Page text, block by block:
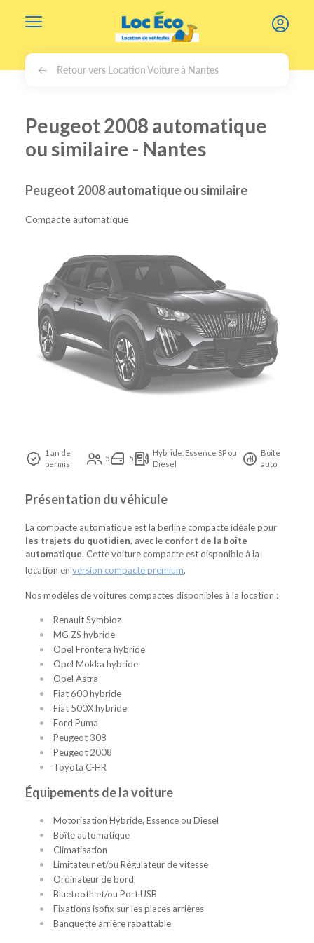
Retour vers Location Voiture à Nantes
Peugeot 2008 automatique
ou similaire - Nantes
Peugeot 2008 automatique ou similaire
Compacte automatique
1 an de
permis
5 5
Hybride, Essence SP ou
Diesel
Boîte
auto
Présentation du véhicule
La compacte automatique est la berline compacte idéale pour
les trajets du quotidien, avec le confort de la boîte
automatique. Cette voiture compacte est disponible à la
location en version compacte premium.
Nos modèles de voitures compactes disponibles à la location :
Renault Symbioz
MG ZS hybride
Opel Frontera hybride
Opel Mokka hybride
Opel Astra
Fiat 600 hybride
Fiat 500X hybride
Ford Puma
Peugeot 308
Peugeot 2008
Toyota C-HR
Équipements de la voiture
Motorisation Hybride, Essence ou Diesel
Boîte automatique
Climatisation
Limitateur et/ou Régulateur de vitesse
Ordinateur de bord
Bluetooth et/ou Port USB
Fixations isofix sur les places arrières
Banquette arrière rabattable